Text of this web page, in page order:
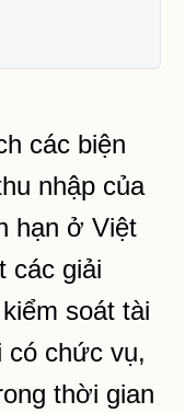
các biện
nhập của
hạn ở Việt
các giải
soát tài
có chức vụ,
thời gian